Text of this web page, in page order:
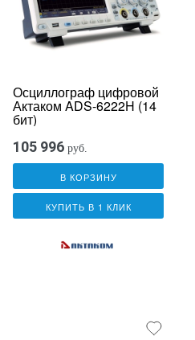
Осциллограф цифровой
Актаком ADS-6222H (14
бит)
105 996 руб.
В КОРЗИНУ
КУПИТЬ В 1 КЛИК